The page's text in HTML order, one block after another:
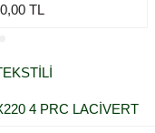
TL
4 PRC LACİVERT